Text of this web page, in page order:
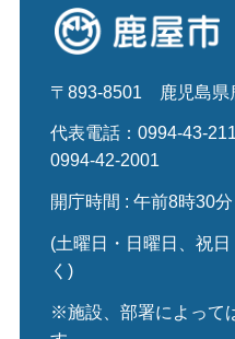
〒893-8501 鹿児島
代表電話：0994-43-
0994-42-2001
開庁時間 : 午前8時30
(土曜日・日曜日、祝
く)
※施設、部署によって